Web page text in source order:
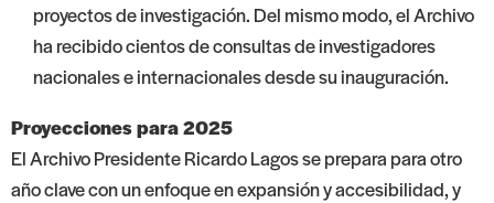
proyectos de investigación. Del mismo modo, el Archivo
ha recibido cientos de consultas de investigadores
nacionales e internacionales desde su inauguración.
Proyecciones para 2025
El Archivo Presidente Ricardo Lagos se prepara para otro
año clave con un enfoque en expansión y accesibilidad, y